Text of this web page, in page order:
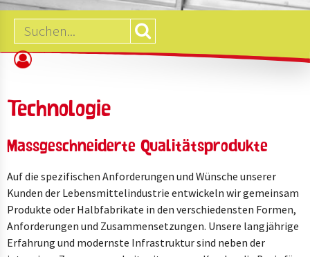
Technologie
Massgeschneiderte Qualitätsprodukte
Auf die spezifischen Anforderungen und Wünsche unserer
Kunden der Lebensmittelindustrie entwickeln wir gemeinsam
Produkte oder Halbfabrikate in den verschiedensten Formen,
Anforderungen und Zusammensetzungen. Unsere langjährige
Erfahrung und modernste Infrastruktur sind neben der